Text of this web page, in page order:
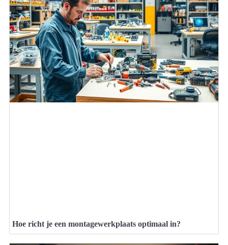
Hoe richt je een montagewerkplaats optimaal in?